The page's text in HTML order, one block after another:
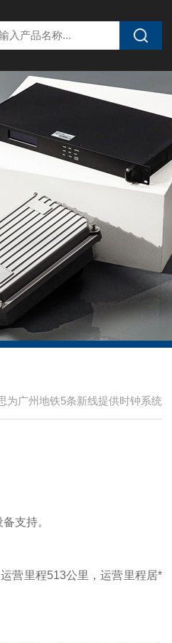
为广州地铁5条新线提供时钟系统
支持。
营里程513公里，运营里程居*